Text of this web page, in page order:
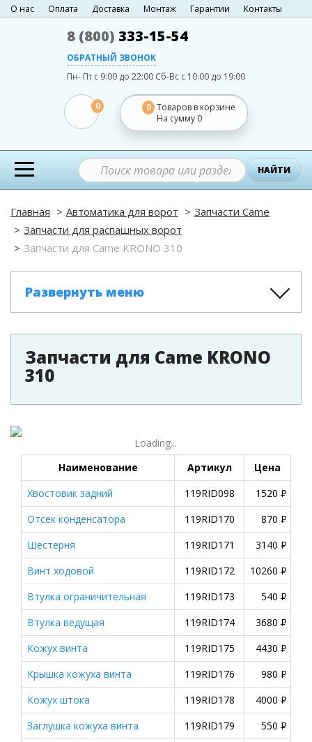
О нас Оплата Доставка Монтаж Гарантии Контакты
8 (800) 333-15-54
ОБРАТНЫЙ ЗВОНОК
Пн- Пт с 9:00 до 22:00 Сб-Вс с 10:00 до 19:00
0 0 Товаров в корзине
На сумму 0
НАЙТИ
Главная Автоматика для ворот
Запчасти Came
Запчасти для распашных ворот
Запчасти для Came KRONO 310
Развернуть меню
Запчасти для Came KRONO
310
Loading...
Наименование
Артикул
Цена
Хвостовик задний
119RID098 1520P
Отсек конденсатора
119RID170 870P
Шестерня
119RID171 3140P
Винт ходовой
119RID172 10260P
Втулка ограничительная
119RID173 540P
Втулка ведущая
119RID174 3680P
Кожух винта
119RID175 4430P
Крышка кожуха винта
119RID176 980P
Кожух штока
119RID178 4000P
Заглушка кожуха винта
119RID179 550P